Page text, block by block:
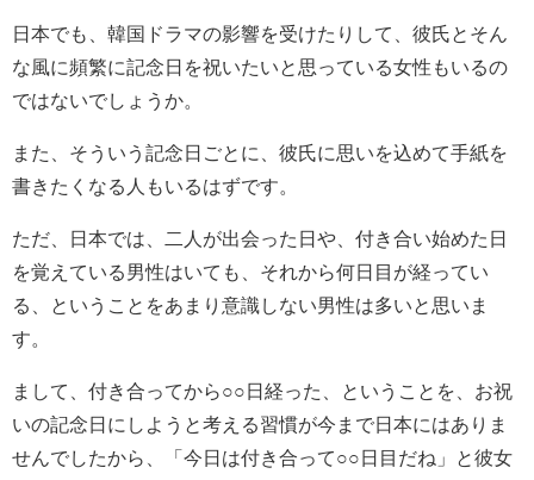
日本でも、韓国ドラマの影響を受けたりして、彼氏とそん
な風に頻繁に記念日を祝いたいと思っている女性もいるの
ではないでしょうか。
また、そういう記念日ごとに、彼氏に思いを込めて手紙を
書きたくなる人もいるはずです。
ただ、日本では、二人が出会った日や、付き合い始めた日
を覚えている男性はいても、それから何日目が経ってい
る、ということをあまり意識しない男性は多いと思いま
す。
まして、付き合ってから○○日経った、ということを、お祝
いの記念日にしようと考える習慣が今まで日本にはありま
せんでしたから、「今日は付き合って○○日目だね」と彼女